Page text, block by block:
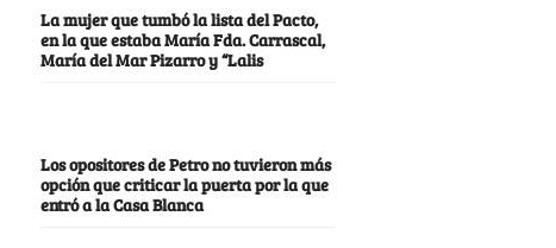
La mujer que tumbó la lista del Pacto,
en la que estaba María Fda. Carrascal,
María del Mar Pizarro y “Lalis
Los opositores de Petro no tuvieron más
opción que criticar la puerta por la que
entró a la Casa Blanca